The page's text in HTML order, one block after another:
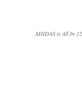
ADIDAS is All In